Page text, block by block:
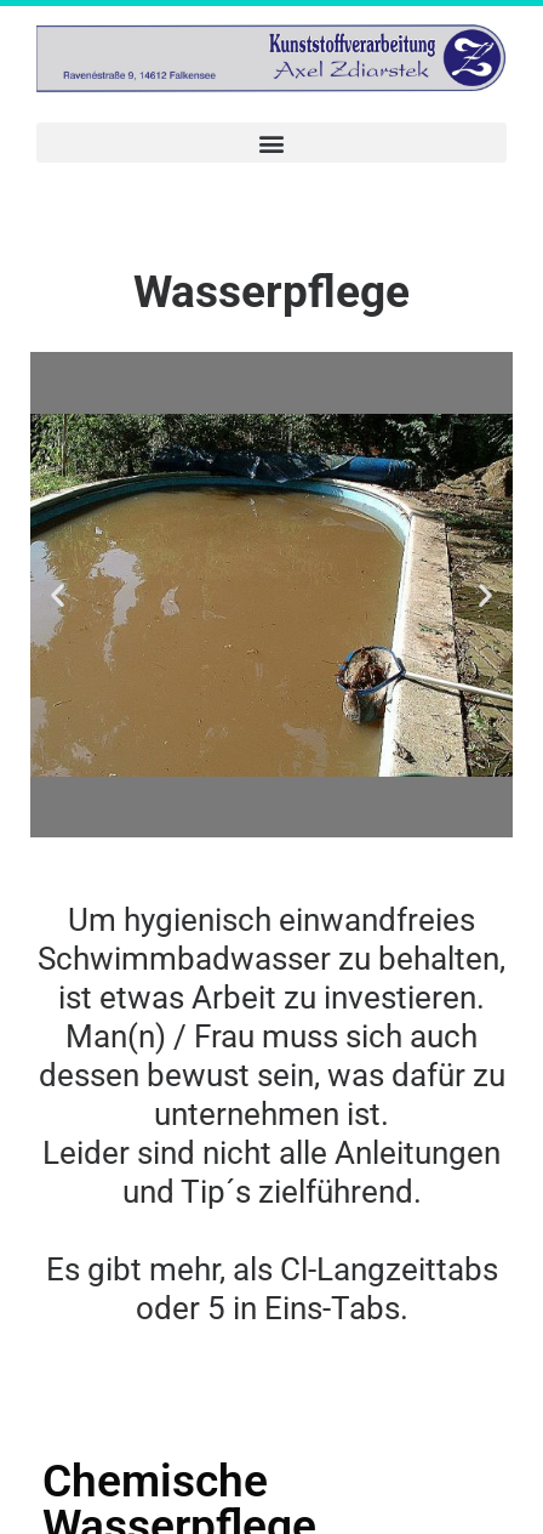
Wasserpflege
nicht aussehen
Um hygienisch einwandfreies
Schwimmbadwasser zu behalten,
ist etwas Arbeit zu investieren.
Man(n) / Frau muss sich auch
dessen bewust sein, was dafür zu
unternehmen ist.
Leider sind nicht alle Anleitungen
und Tip´s zielführend.
Es gibt mehr, als Cl-Langzeittabs
oder 5 in Eins-Tabs.
Chemische